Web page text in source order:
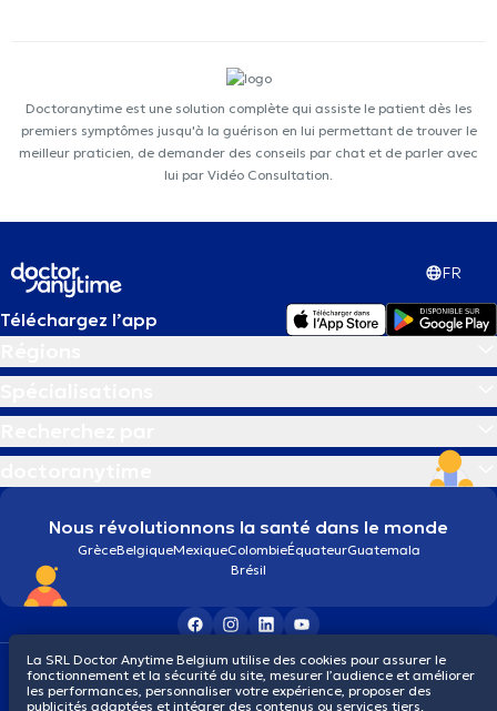
Doctoranytime est une solution complète qui assiste le patient dès les
premiers symptômes jusqu'à la guérison en lui permettant de trouver le
meilleur praticien, de demander des conseils par chat et de parler avec
lui par Vidéo Consultation.
FR
Téléchargez l’app
Nous révolutionnons la santé dans le monde
GrèceBelgiqueMexiqueColombieÉquateurGuatemala
Brésil
Conditions généralesCookiesPolitique de confidentialité
© 2026 doctoranytime
La SRL Doctor Anytime Belgium utilise des cookies pour assurer le
fonctionnement et la sécurité du site, mesurer l’audience et améliorer
les performances, personnaliser votre expérience, proposer des
publicités adaptées et intégrer des contenus ou services tiers.